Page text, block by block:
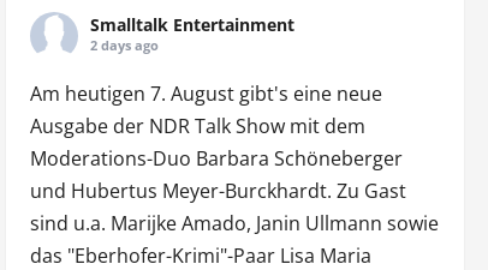
Smalltalk Entertainment
2 days ago
Am heutigen 7. August gibt's eine neue
Ausgabe der NDR Talk Showmit dem
Moderations-Duo Barbara Schöneberger
und Hubertus Meyer-Burckhardt. Zu Gast
sind u.a. Marijke Amado, Janin Ullmann sowie
das "Eberhofer-Krimi"-Paar Lisa Maria